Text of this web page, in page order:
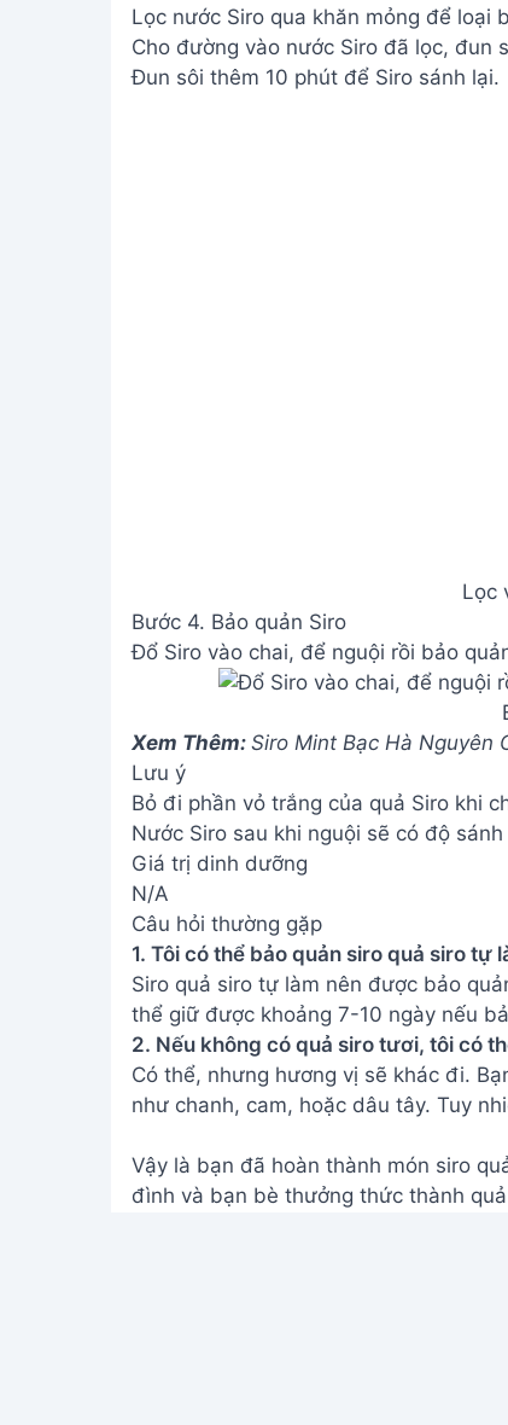
Lọc nước Siro qua khăn mỏng để loại
Cho đường vào nước Siro đã lọc, đun
Đun sôi thêm 10 phút để Siro sánh lại.
Lọc
Bước 4. Bảo quản Siro
Đổ Siro vào chai, để nguội rồi bảo
Xem Thêm: Siro Mint Bạc Hà Nguyên
Lưu ý
Bỏ đi phần vỏ trắng của quả Siro khi
Nước Siro sau khi nguội sẽ có độ
Giá trị dinh dưỡng
N/A
Câu hỏi thường gặp
1. Tôi có thể bảo quản siro quả siro tự
Siro quả siro tự làm nên được bảo
thể giữ được khoảng 7-10 ngày nếu
2. Nếu không có quả siro tươi, tôi có
Có thể, nhưng hương vị sẽ khác đi.
như chanh, cam, hoặc dâu tây. Tuy
Vậy là bạn đã hoàn thành món siro
đình và bạn bè thưởng thức thành